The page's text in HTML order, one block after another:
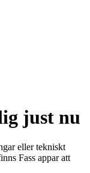
just nu
eller tekniskt
Fass appar att